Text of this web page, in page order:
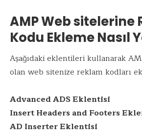
AMP Web sitelerine
Kodu Ekleme Nasıl
Aşağıdaki eklentileri kullanarak
olan web sitenize reklam kodları
Advanced ADS Eklentisi
Insert Headers and Footers
AD Inserter Eklentisi